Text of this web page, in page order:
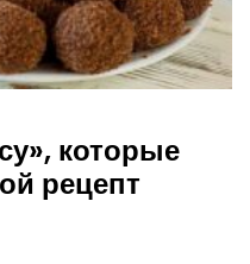
которые
рецепт